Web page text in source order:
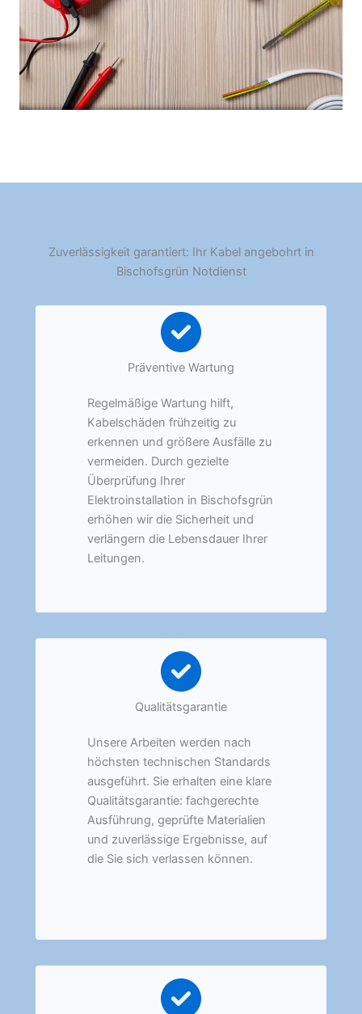
Zuverlässigkeit garantiert: Ihr Kabel angebohrt in
Bischofsgrün Notdienst
Präventive Wartung
Regelmäßige Wartung hilft,
Kabelschäden frühzeitig zu
erkennen und größere Ausfälle zu
vermeiden. Durch gezielte
Überprüfung Ihrer
Elektroinstallation in Bischofsgrün
erhöhen wir die Sicherheit und
verlängern die Lebensdauer Ihrer
Leitungen.
Qualitätsgarantie
Unsere Arbeiten werden nach
höchsten technischen Standards
ausgeführt. Sie erhalten eine klare
Qualitätsgarantie: fachgerechte
Ausführung, geprüfte Materialien
und zuverlässige Ergebnisse, auf
die Sie sich verlassen können.